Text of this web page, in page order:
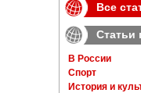
Все
Статьи
В России
Спорт
История и